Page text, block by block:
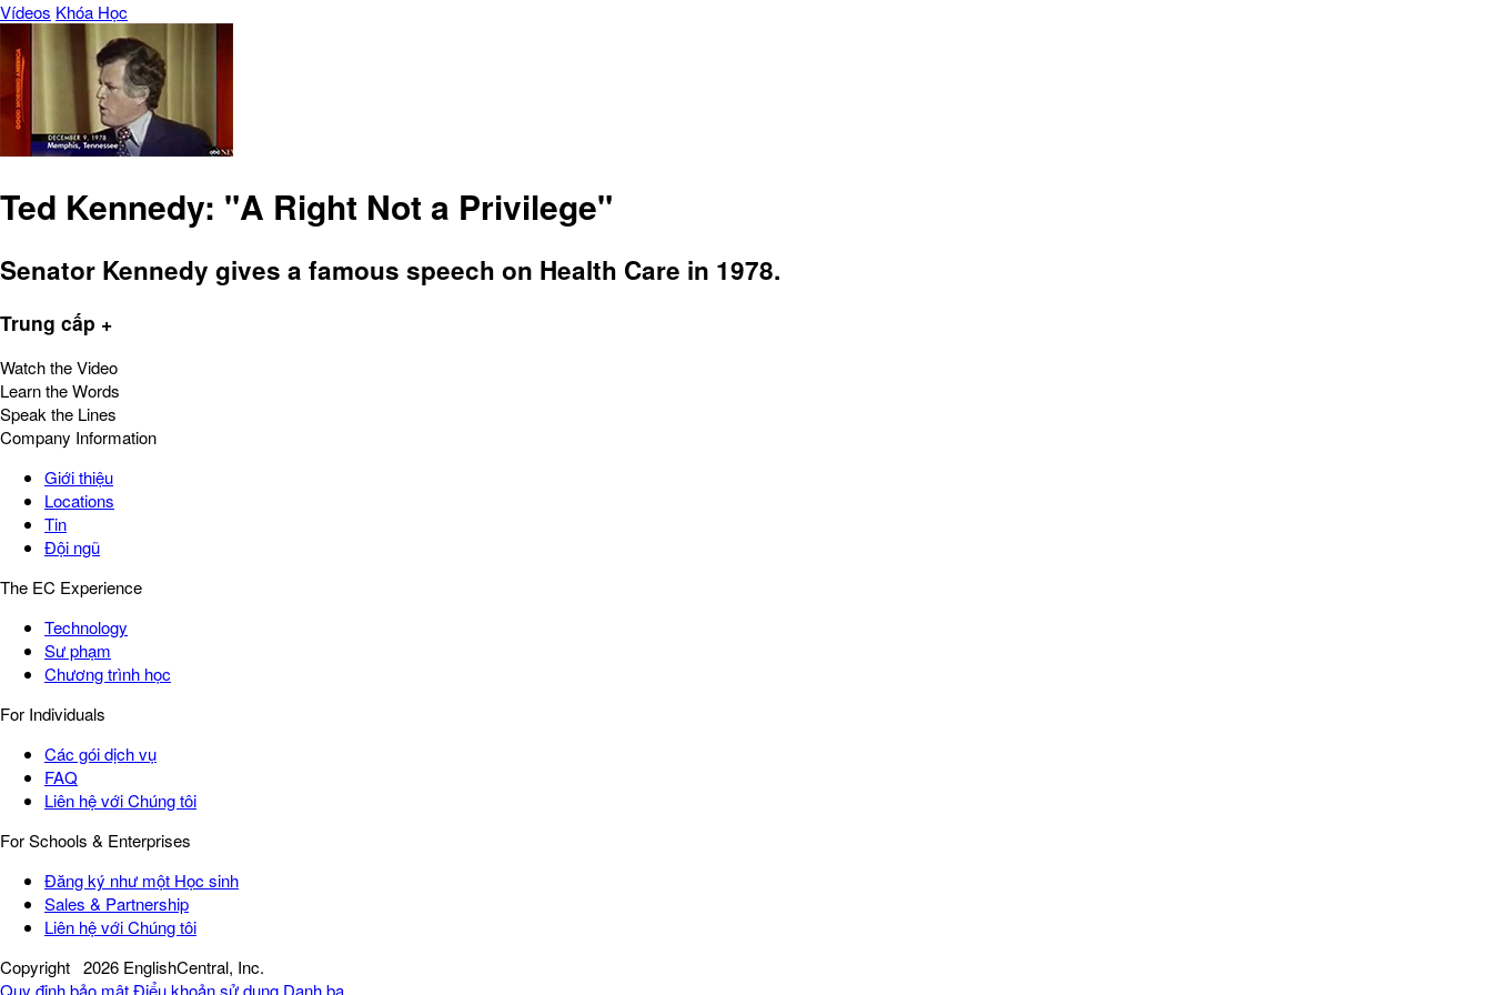
Vídeos Khóa Học
Ted Kennedy: "A Right Not a Privilege"
Senator Kennedy gives a famous speech on Health Care in 1978.
Trung cấp +
Watch the Video
Learn the Words
Speak the Lines
Company Information
Giới thiệu
Locations
Tin
Đội ngũ
The EC Experience
Technology
Sư phạm
Chương trình học
For Individuals
Các gói dịch vụ
FAQ
Liên hệ với Chúng tôi
For Schools & Enterprises
Đăng ký như một Học sinh
Sales & Partnership
Liên hệ với Chúng tôi
Copyright 2026 EnglishCentral, Inc.